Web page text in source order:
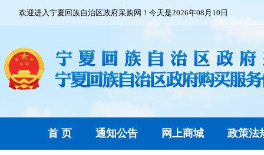
欢迎进入宁夏回族自治区政府采购网！今天是2026年08月10日
首 页 通知公告 网上商城 政策法